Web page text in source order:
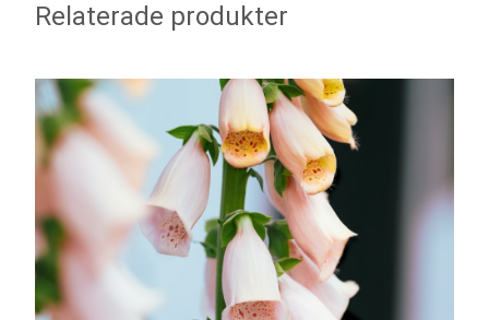
Relaterade produkter